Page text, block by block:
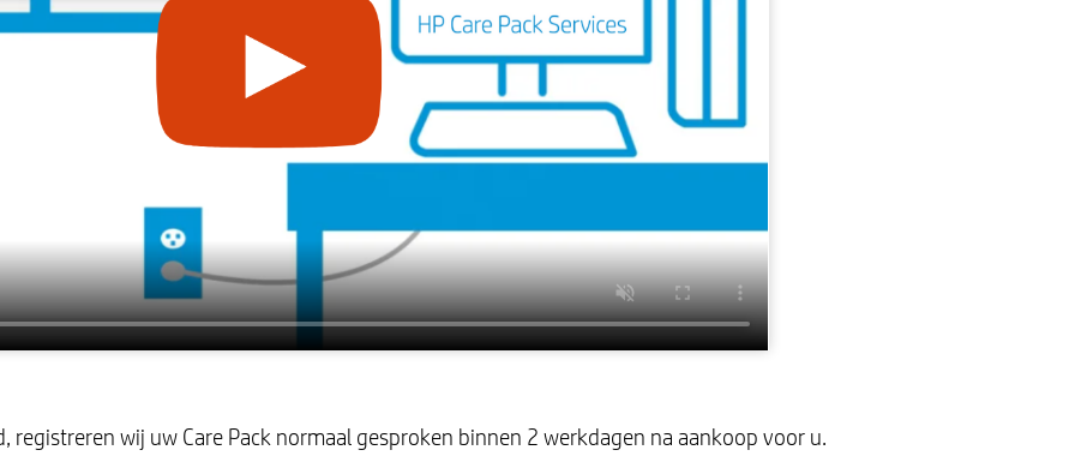
registreren wij uw Care Pack normaal gesproken binnen 2 werkdagen na aankoop voor u.